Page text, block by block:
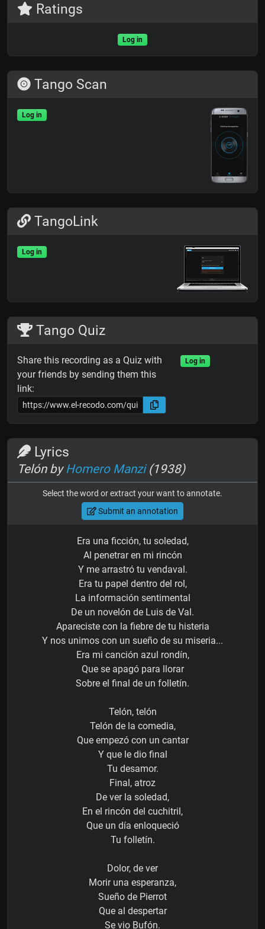
Ratings
Log in
Tango Scan
Log in
TangoLink
Log in
Tango Quiz
Share this recording as a Quiz with
your friends by sending them this
link:
Log in
Lyrics
Telón byHomero Manzi(1938)
Select the word or extract your want to annotate.
Submit an annotation
Era una ficción, tu soledad,
Al penetrar en mi rincón
Y me arrastró tu vendaval.
Era tu papel dentro del rol,
La información sentimental
De un novelón de Luis de Val.
Apareciste con la fiebre de tu histeria
Y nos unimos con un sueño de su miseria...
Era mi canción azul rondín,
Que se apagó para llorar
Sobre el final de un folletín.
Telón, telón
Telón de la comedia,
Que empezó con un cantar
Y que le dio final
Tu desamor.
Final, atroz
De ver la soledad,
En el rincón del cuchitril,
Que un día enloqueció
Tu folletín.
Dolor, de ver
Morir una esperanza,
Sueño de Pierrot
Que al despertar
Se vio Bufón.